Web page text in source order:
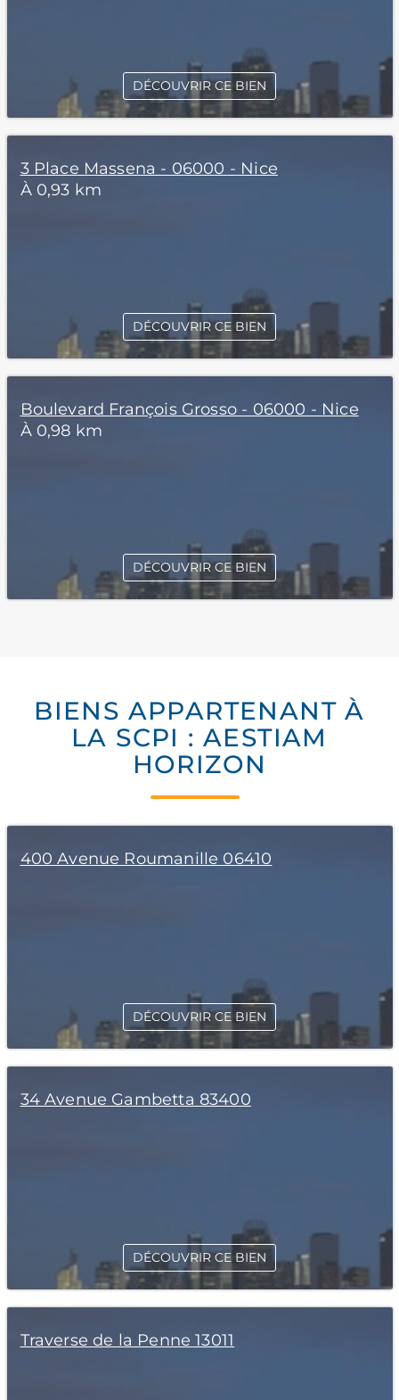
DÉCOUVRIR CE BIEN
3 Place Massena - 06000 - Nice
À 0,93 km
DÉCOUVRIR CE BIEN
Boulevard François Grosso - 06000 - Nice
À 0,98 km
DÉCOUVRIR CE BIEN
BIENS APPARTENANT À
LA SCPI : AESTIAM
HORIZON
400 Avenue Roumanille 06410
DÉCOUVRIR CE BIEN
34 Avenue Gambetta 83400
DÉCOUVRIR CE BIEN
Traverse de la Penne 13011